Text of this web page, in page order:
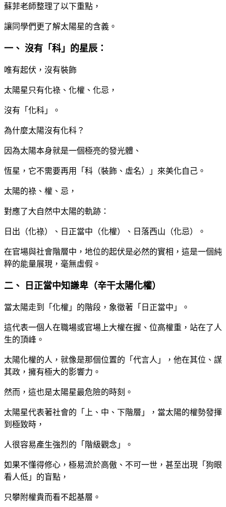
蘇菲老師整理了以下重點，
讓同學們更了解太陽星的含義。
一、 沒有「科」的星辰：
唯有起伏，沒有裝飾
太陽星只有化祿、化權、化忌，
沒有「化科」。
為什麼太陽沒有化科？
因為太陽本身就是一個極亮的發光體、
恆星，它不需要再用「科（裝飾、虛名）」來美化自己。
太陽的祿、權、忌，
對應了大自然中太陽的軌跡：
日出（化祿）、日正當中（化權）、日落西山（化忌）。
在官場與社會階層中，地位的起伏是必然的實相，這是一個純
粹的能量展現，毫無虛假。
二、 日正當中知謙卑（辛干太陽化權）
當太陽走到「化權」的階段，象徵著「日正當中」。
這代表一個人在職場或官場上大權在握、位高權重，站在了人
生的頂峰。
太陽化權的人，就像是那個位置的「代言人」，他在其位、謀
其政，擁有極大的影響力。
然而，這也是太陽星最危險的時刻。
太陽星代表著社會的「上、中、下階層」，當太陽的權勢發揮
到極致時，
人很容易產生強烈的「階級觀念」。
如果不懂得修心，極易流於高傲、不可一世，甚至出現「狗眼
看人低」的盲點，
只攀附權貴而看不起基層。